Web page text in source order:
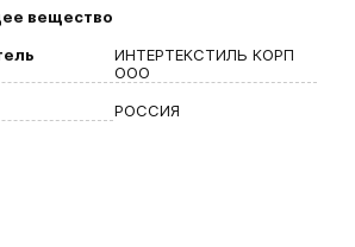
вещество
ИНТЕРТЕКСТИЛЬ КОРП
ООО
РОССИЯ